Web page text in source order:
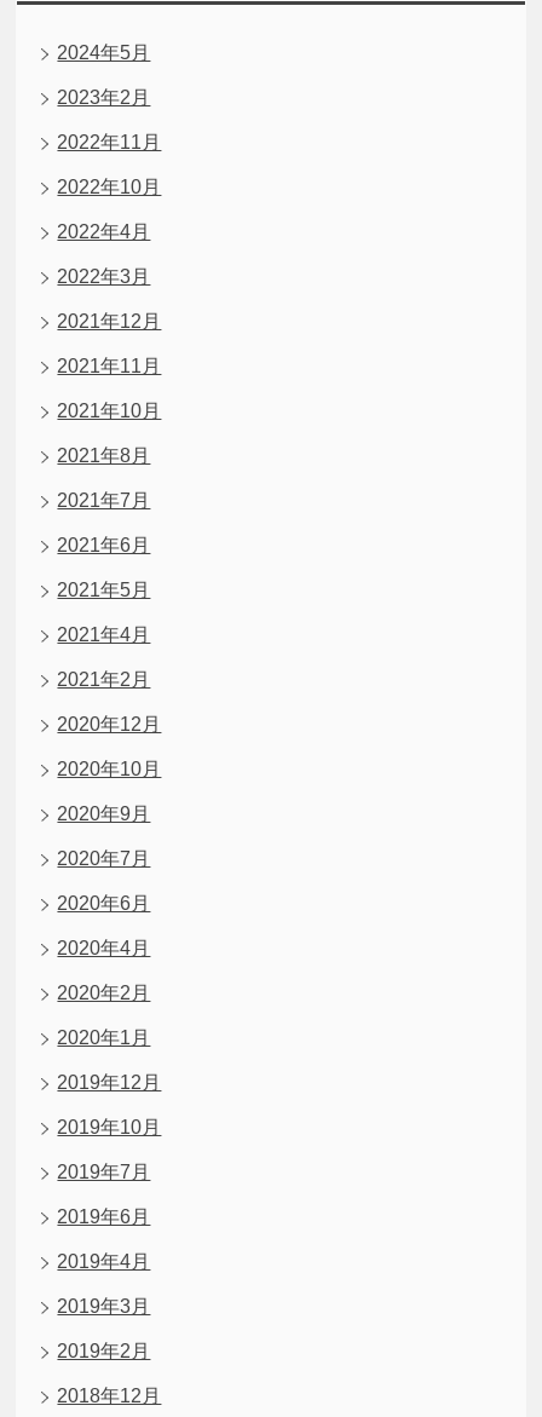
2024年5月
2023年2月
2022年11月
2022年10月
2022年4月
2022年3月
2021年12月
2021年11月
2021年10月
2021年8月
2021年7月
2021年6月
2021年5月
2021年4月
2021年2月
2020年12月
2020年10月
2020年9月
2020年7月
2020年6月
2020年4月
2020年2月
2020年1月
2019年12月
2019年10月
2019年7月
2019年6月
2019年4月
2019年3月
2019年2月
2018年12月